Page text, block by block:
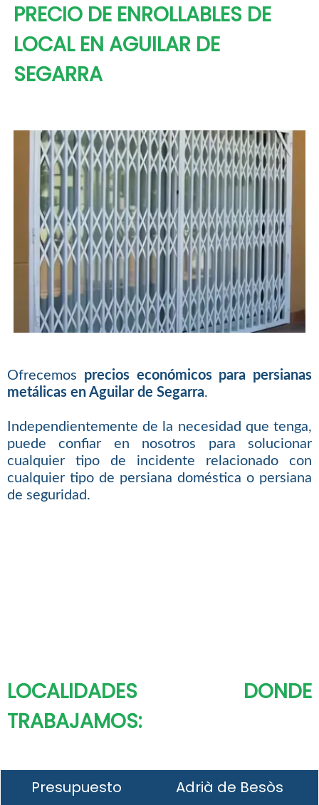
PRECIO DE ENROLLABLES DE
LOCAL EN AGUILAR DE
SEGARRA
Ofrecemos precios económicos para persianas
metálicas en Aguilar de Segarra.
Independientemente de la necesidad que tenga,
puede confiar en nosotros para solucionar
cualquier tipo de incidente relacionado con
cualquier tipo de persiana doméstica o persiana
de seguridad.
LOCALIDADES DONDE
TRABAJAMOS:
Presupuesto
Adrià de Besòs